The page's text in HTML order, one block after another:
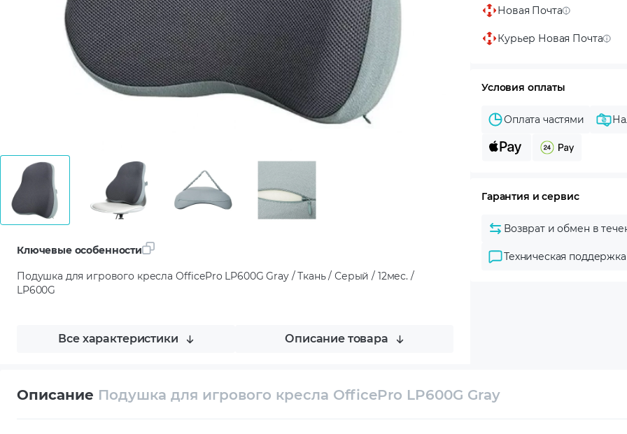
Ключевые особенности
Подушка для игрового кресла OfficePro LP600G Gray / Ткань / Серый / 12мес. /
LP600G
Все характеристики Описание товара
Новая Почта
Курьер Новая Почта
Условия оплаты
Оплата частями
Гарантия и сервис
Возврат и обмен в
Техническая поддержка
Описание Подушка для игрового кресла OfficePro LP600G Gray